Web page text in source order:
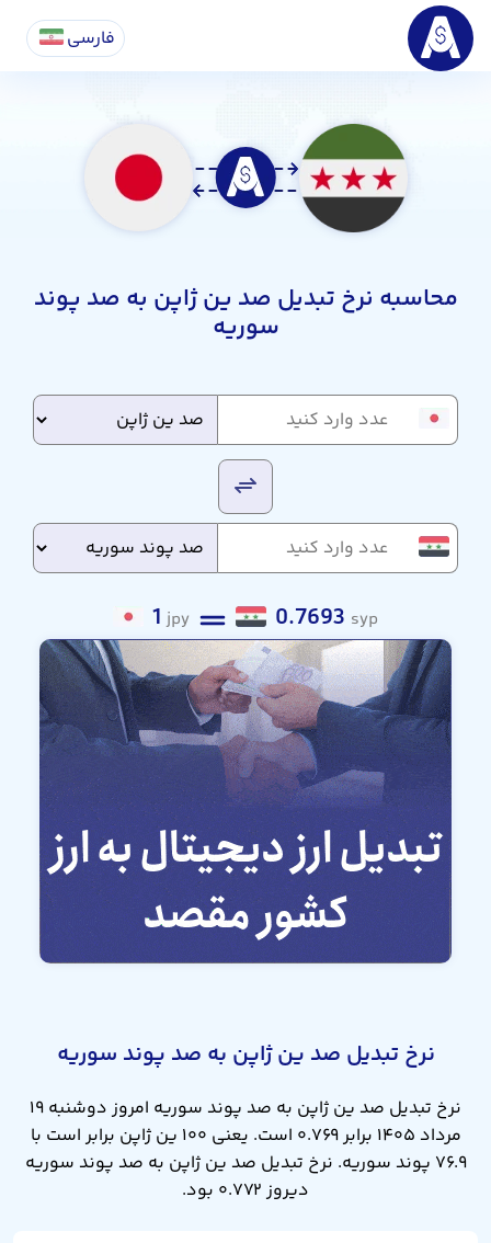
فارسی
محاسبه نرخ تبدیل صد ین ژاپن به صد پوند
سوریه
1 jpy 0.7693 syp
نرخ تبدیل صد ین ژاپن به صد پوند سوریه
نرخ تبدیل صد ین ژاپن به صد پوند سوریه امروز دوشنبه ۱۹
مرداد ۱۴۰۵ برابر ۰.۷۶۹ است. یعنی ۱۰۰ ین ژاپن برابر است با
۷۶.۹ پوند سوریه. نرخ تبدیل صد ین ژاپن به صد پوند سوریه
دیروز ۰.۷۷۲ بود.